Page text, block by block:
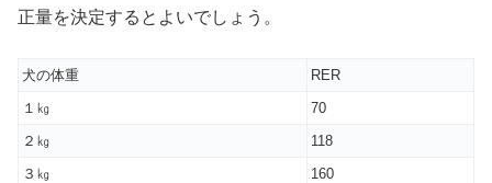
正量を決定するとよいでしょう。
犬の体重
RER
１㎏
70
２㎏
118
３㎏
160